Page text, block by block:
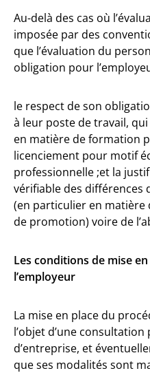
Au-delà des cas où
imposée par des
que l’évaluation du
obligation pour
le respect de son
à leur poste de travail,
en matière de formation
licenciement pour motif
professionnelle ;et la
vérifiable des différences
(en particulier en
de promotion) voire de
Les conditions de mise
l’employeur
La mise en place du
l’objet d’une
d’entreprise, et
que ses modalités sont